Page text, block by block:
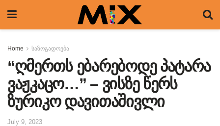
Home საზოგადოება
“ღმერთს ებარებოდე პატარა
ვაჟკაცო…” – ვისზე წერს
ზურიკო დავითაშივლი
July 9, 2023